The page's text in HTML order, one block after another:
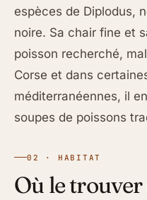
espèces de Diplodus,
noire. Sa chair fine et
poisson recherché,
Corse et dans
méditerranéennes, il
soupes de poissons
02 · HABITAT
Où le trouver